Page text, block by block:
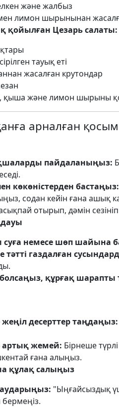
және жалбыз
лимон шырынынан
қойылған Цезарь салаты:
тауық еті
жасалған крутондар
қыша және лимон шырыны
арналған
пайдаланыңыз:
көкөністерден бастаңыз:
содан кейін ғана ашық
отырып, дәмін
суға немесе шөп шайына
тәтті газдалған
болсаңыз, құрғақ
десерттер таңдаңыз:
артық жемей: Бірнеше
ғана алыңыз.
құлақ салыңыз
"Ыңғайсыздық